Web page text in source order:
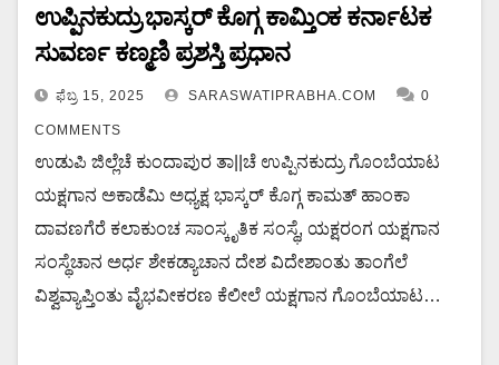
ಉಪ್ಪಿನಕುದ್ರು ಭಾಸ್ಕರ್ ಕೊಗ್ಗ ಕಾಮ್ತಿಂಕ ಕರ್ನಾಟಕ
ಸುವರ್ಣ ಕಣ್ಮಣಿ ಪ್ರಶಸ್ತಿ ಪ್ರಧಾನ
ಫೆಬ್ರ 15, 2025 SARASWATIPRABHA.COM 0
COMMENTS
ಉಡುಪಿ ಜಿಲ್ಲೆಚೆ ಕುಂದಾಪುರ ತಾ||ಚೆ ಉಪ್ಪಿನಕುದ್ರು ಗೊಂಬೆಯಾಟ
ಯಕ್ಷಗಾನ ಅಕಾಡೆಮಿ ಅಧ್ಯಕ್ಷ ಭಾಸ್ಕರ್ ಕೊಗ್ಗ ಕಾಮತ್ ಹಾಂಕಾ
ದಾವಣಗೆರೆ ಕಲಾಕುಂಚ ಸಾಂಸ್ಕೃತಿಕ ಸಂಸ್ಥೆ, ಯಕ್ಷರಂಗ ಯಕ್ಷಗಾನ
ಸಂಸ್ಥೆಚಾನ ಅರ್ಧ ಶೇಕಡ್ಯಾಚಾನ ದೇಶ ವಿದೇಶಾಂತು ತಾಂಗೆಲೆ
ವಿಶ್ವವ್ಯಾಪ್ತಿಂತು ವೈಭವೀಕರಣ ಕೆಲೀಲೆ ಯಕ್ಷಗಾನ ಗೊಂಬೆಯಾಟ…